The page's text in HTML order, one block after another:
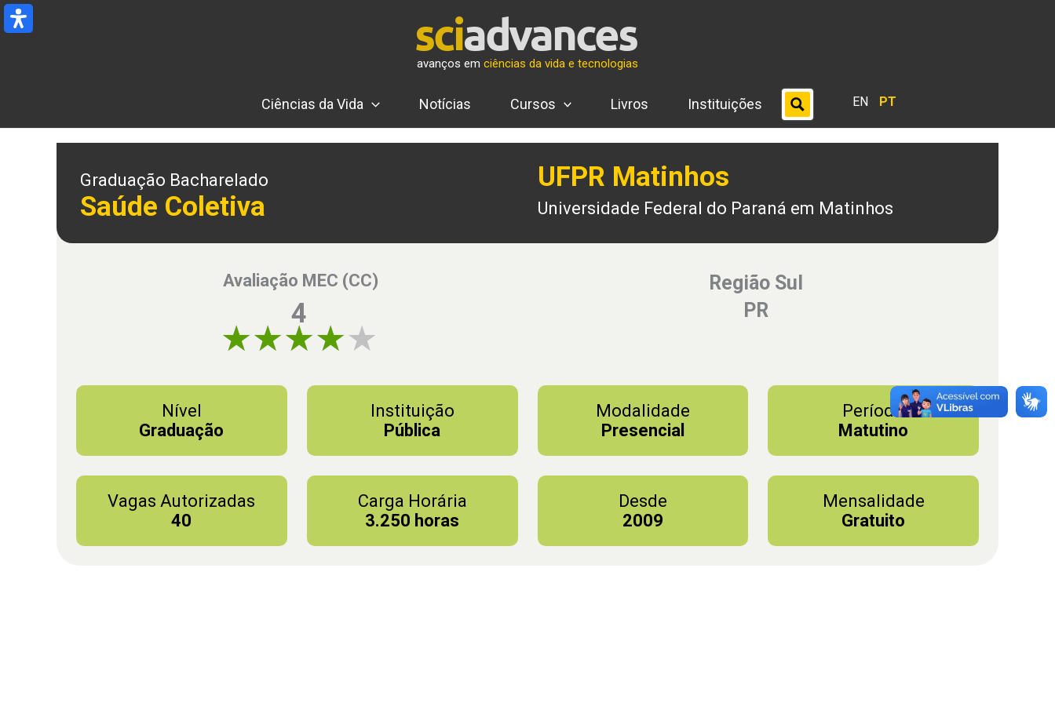
Ir
para
avanços em ciências da vida e tecnologias
Ciências da Vida Notícias Cursos Livros Instituições EN PT
Graduação Bacharelado
Saúde Coletiva
UFPR Matinhos
Universidade Federal do Paraná em Matinhos
Avaliação MEC (CC)
4
Região Sul
PR
Nível
Graduação
Instituição
Pública
Modalidade
Presencial
Período
Matutino
Vagas Autorizadas
40
Carga Horária
3.250 horas
Desde
2009
Mensalidade
Gratuito